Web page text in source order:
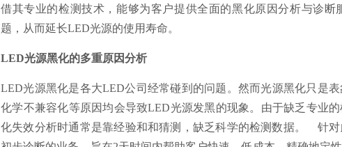
借其专业的检测技术，能够为客户提供全面的黑化原因分析与诊
题，从而延长LED光源的使用寿命。
LED光源黑化的多重原因分析
LED光源黑化是各大LED公司经常碰到的问题。然而光源黑化只是
化学不兼容化等原因均会导致LED光源发黑的现象。由于缺乏专业
化失效分析时通常是靠经验和和猜测，缺乏科学的检测数据。 针